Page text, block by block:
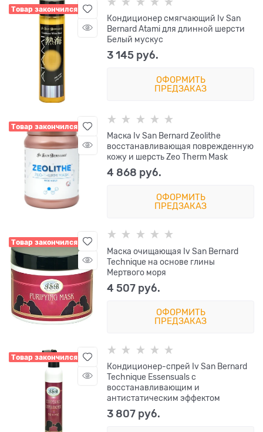
Товар закончился
Кондиционер смягчающий Iv San
Bernard Atami для длинной шерсти
Белый мускус
3 145 руб.
ОФОРМИТЬ
ПРЕДЗАКАЗ
Товар закончился
Маска Iv San Bernard Zeolithe
восстанавливающая поврежденную
кожу и шерсть Zeo Therm Mask
4 868 руб.
ОФОРМИТЬ
ПРЕДЗАКАЗ
Товар закончился
Маска очищающая Iv San Bernard
Technique на основе глины
Мертвого моря
4 507 руб.
ОФОРМИТЬ
ПРЕДЗАКАЗ
Товар закончился
Кондиционер-спрей Iv San Bernard
Technique Essensuals с
восстанавливающим и
антистатическим эффектом
3 807 руб.